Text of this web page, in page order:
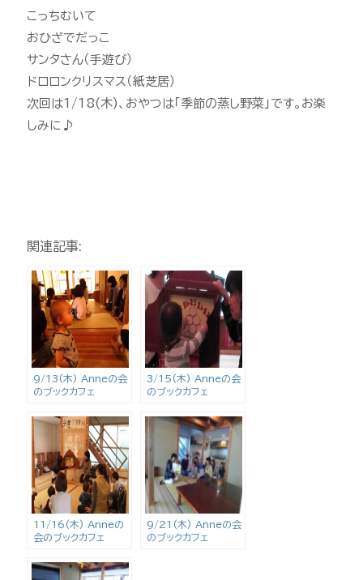
こっちむいて
おひざでだっこ
サンタさん（手遊び）
ドロロンクリスマス（紙芝居）
次回は1/18(木)、おやつは「季節の蒸し野菜」です。お楽
しみに♪
関連記事:
9/13(木) Anneの会
のブックカフェ
3/15(木) Anneの会
のブックカフェ
11/16(木) Anneの
会のブックカフェ
9/21(木) Anneの会
のブックカフェ